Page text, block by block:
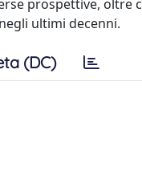
prospettive, oltre
ultimi decenni.
(DC)